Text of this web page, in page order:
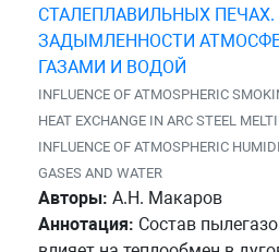
СТАЛЕПЛАВИЛЬНЫХ ПЕЧАХ.
ЗАДЫМЛЕННОСТИ
ГАЗАМИ И ВОДОЙ
INFLUENCE OF ATMOSPHERIC
HEAT EXCHANGE IN ARC STEEL
INFLUENCE OF ATMOSPHERIC
GASES AND WATER
Авторы: А.Н. Макаров
Аннотация: Состав